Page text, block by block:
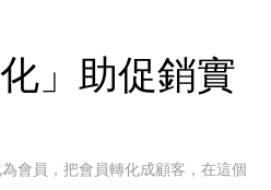
」助促銷實
會員，把會員轉化成顧客，在這個